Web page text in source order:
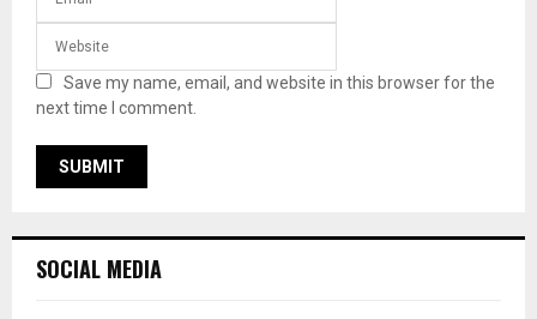
Save my name, email, and website in this browser for the
next time I comment.
SOCIAL MEDIA